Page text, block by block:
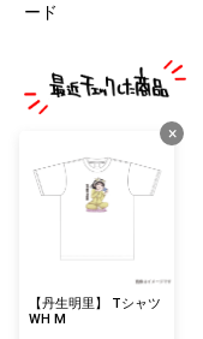
ード
×
【丹生明里】 Tシャツ
WH M